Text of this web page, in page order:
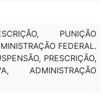
PUNIÇÃO
FEDERAL.
PRESCRIÇÃO,
ADMINISTRAÇÃO